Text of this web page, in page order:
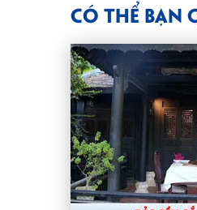
CÓ THỂ BẠN